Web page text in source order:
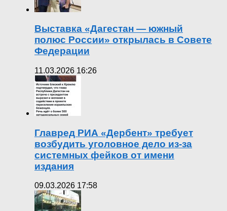
Выставка «Дагестан — южный
полюс России» открылась в Совете
Федерации
11.03.2026 16:26
Главред РИА «Дербент» требует
возбудить уголовное дело из-за
системных фейков от имени
издания
09.03.2026 17:58